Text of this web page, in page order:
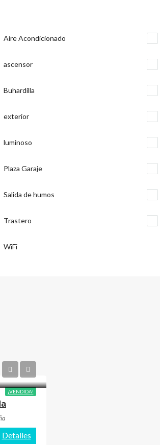
Aire Acondicionado
ascensor
Buhardilla
exterior
luminoso
Plaza Garaje
Salida de humos
Trastero
WiFi
¡VENDIDA!
Detalles